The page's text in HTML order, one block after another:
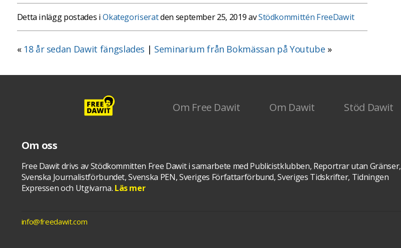
Detta inlägg postades iOkategoriseratden september 25, 2019 avStödkommittén FreeDawit
« 18 år sedan Dawit fängslades | Seminarium från Bokmässan på Youtube »
Om Free Dawit Om Dawit Stöd Dawit
Om oss
Free Dawit drivs av Stödkommitten Free Dawit i samarbete med Publicistklubben, Reportrar utan Gränser,
Svenska Journalistförbundet, Svenska PEN, Sveriges Författarförbund, Sveriges Tidskrifter, Tidningen
Expressen och Utgivarna. Läs mer
info@freedawit.com